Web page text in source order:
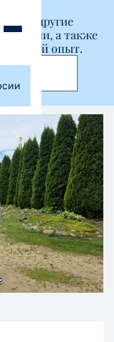
и другие
а также
опыт.